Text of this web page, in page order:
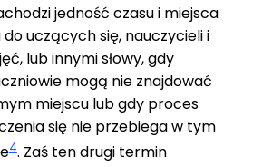
jedność czasu i miejsca
do uczących się, nauczycieli i
lub innymi słowy, gdy
mogą nie znajdować
miejscu lub gdy proces
się nie przebiega w tym
4. Zaś ten drugi termin